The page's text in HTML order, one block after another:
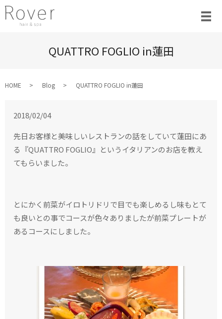
QUATTRO FOGLIO in蓮田
HOME Blog QUATTRO FOGLIO in蓮田
2018/02/04
先日お客様と美味しいレストランの話をしていて蓮田にあ
る『QUATTRO FOGLIO』というイタリアンのお店を教え
てもらいました。
とにかく前菜がイロトリドリで目でも楽しめるし味もとて
も良いとの事でコースが色々ありましたが前菜プレートが
あるコースにしました。